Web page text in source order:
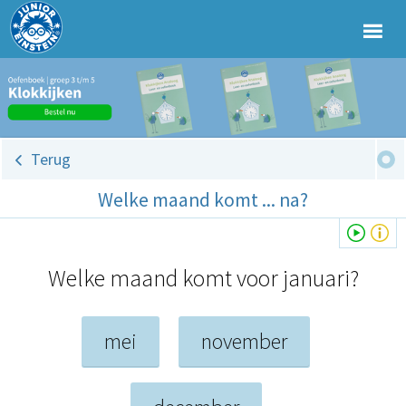
Terug
Welke maand komt ... na?
Welke maand komt voor januari?
mei november